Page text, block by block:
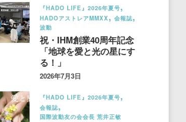
『HADO LIFE』2026年夏号
HADOアストレアMMXX
会報誌
波動
祝・IHM創業40周年記念
「地球を愛と光の星にす
る！」
2026年7月3日
『HADO LIFE』2026年夏号
会報誌
国際波動友の会会長 荒井正敏